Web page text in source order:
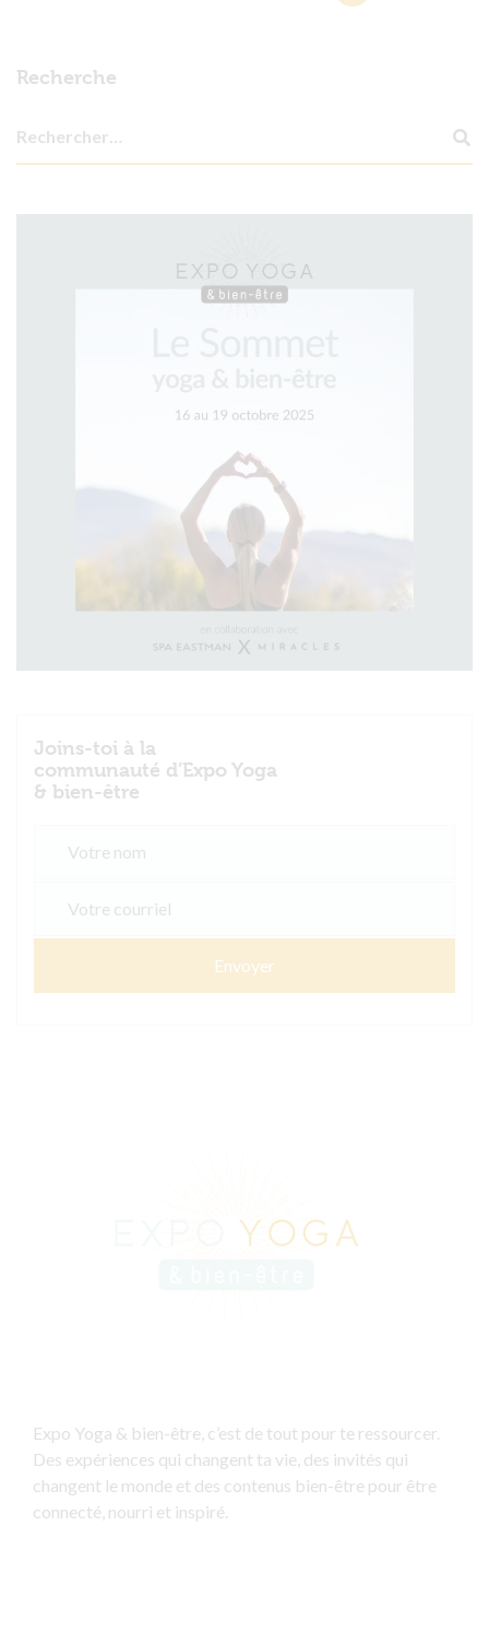
Recherche
Joins-toi à la
communauté d’Expo Yoga
& bien-être
Envoyer
Expo Yoga & bien-être, c’est de tout pour te ressourcer.
Des expériences qui changent ta vie, des invités qui
changent le monde et des contenus bien-être pour être
connecté, nourri et inspiré.